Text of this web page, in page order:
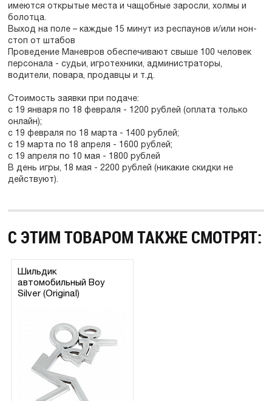
имеются открытые места и чащобные заросли, холмы и
болотца.
Выход на поле – каждые 15 минут из респаунов и/или нон-
стоп от штабов
Проведение Маневров обеспечивают свыше 100 человек
персонала - судьи, игротехники, администраторы,
водители, повара, продавцы и т.д.
Стоимость заявки при подаче:
с 19 января по 18 февраля - 1200 рублей (оплата только
онлайн);
с 19 февраля по 18 марта - 1400 рублей;
с 19 марта по 18 апреля - 1600 рублей;
с 19 апреля по 10 мая - 1800 рублей
В день игры, 18 мая - 2200 рублей (никакие скидки не
действуют).
С ЭТИМ ТОВАРОМ ТАКЖЕ СМОТРЯТ:
Шильдик
автомобильный Boy
Silver (Original)